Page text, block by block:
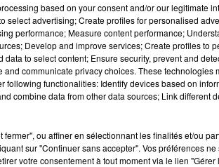
les 20 ans du Tournoi du CO'Met
28 septembreà l’Arena de CO’Met.
en-Valet l’Arena.
joueurs du top 100 mondial 🎾
based on your consent and/or our legitimate
select advertising; Create profiles for personalised
performance; Measure content performance;
Develop and improve services; Create profiles to
to select content; Ensure security, prevent and
communicate privacy choices. These technologies
following functionalities: Identify devices based on
combine data from other data sources; Link different
ou affiner en sélectionnant les finalités et/ou
sur "Continuer sans accepter". Vos préférences
votre consentement à tout moment via le lien